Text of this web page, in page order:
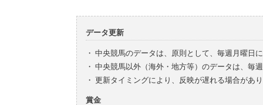
データ更新
・ 中央競馬のデータは、原則として、毎週月曜日
・ 中央競馬以外（海外・地方等）のデータは、毎
・ 更新タイミングにより、反映が遅れる場合があ
賞金